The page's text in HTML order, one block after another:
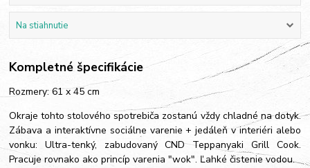
Na stiahnutie
Kompletné špecifikácie
Rozmery: 61 x 45 cm
Okraje tohto stolového spotrebiča zostanú vždy chladné na dotyk.
Zábava a interaktívne sociálne varenie + jedáleň v interiéri alebo
vonku: Ultra-tenký, zabudovaný CND Teppanyaki Grill Cook.
Pracuje rovnako ako princíp varenia "wok". Ľahké čistenie vodou.